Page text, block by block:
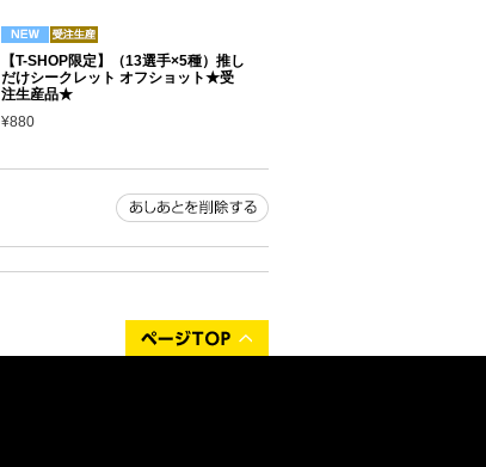
【T-SHOP限定】（13選手×5種）推し
だけシークレット オフショット★受
注生産品★
¥880